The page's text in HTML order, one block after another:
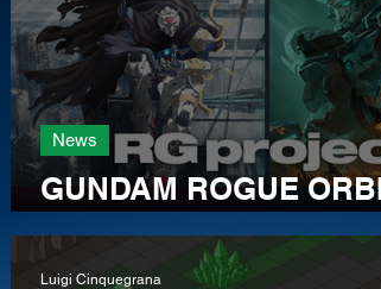
GUNDAM ROGUE
incarnazione
News
Luigi Cinquegrana